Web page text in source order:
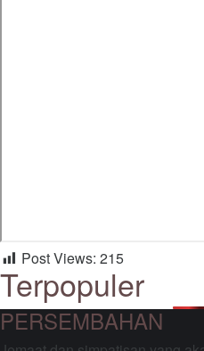
Post Views: 215
Terpopuler
PERSEMBAHAN